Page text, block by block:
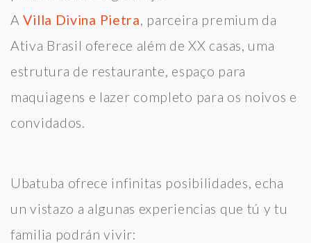
AVilla Divina Pietra, parceira premium da
Ativa Brasil oferece além de XX casas, uma
estrutura de restaurante, espaço para
maquiagens e lazer completo para os noivos e
convidados.
Ubatuba ofrece infinitas posibilidades, echa
un vistazo a algunas experiencias que tú y tu
familia podrán vivir: